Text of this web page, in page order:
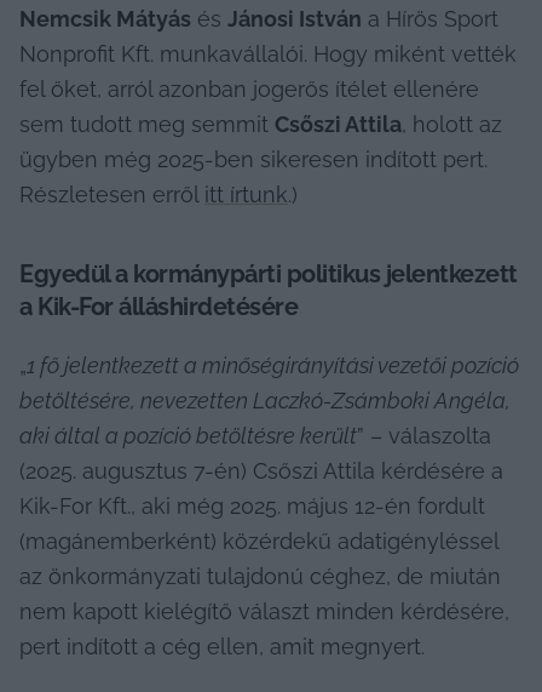
Nemcsik Mátyás és Jánosi István a Hírös Sport
Nonprofit Kft. munkavállalói. Hogy miként vették
fel őket, arról azonban jogerős ítélet ellenére
sem tudott meg semmit Csőszi Attila, holott az
ügyben még 2025-ben sikeresen indított pert.
Részletesen erről itt írtunk.)
Egyedül a kormánypárti politikus jelentkezett
a Kik-For álláshirdetésére
„1 fő jelentkezett a minőségirányítási vezetői pozíció
betöltésére, nevezetten Laczkó-Zsámboki Angéla,
aki által a pozíció betöltésre került” – válaszolta
(2025. augusztus 7-én) Csőszi Attila kérdésére a
Kik-For Kft., aki még 2025. május 12-én fordult
(magánemberként) közérdekű adatigényléssel
az önkormányzati tulajdonú céghez, de miután
nem kapott kielégítő választ minden kérdésére,
pert indított a cég ellen, amit megnyert.